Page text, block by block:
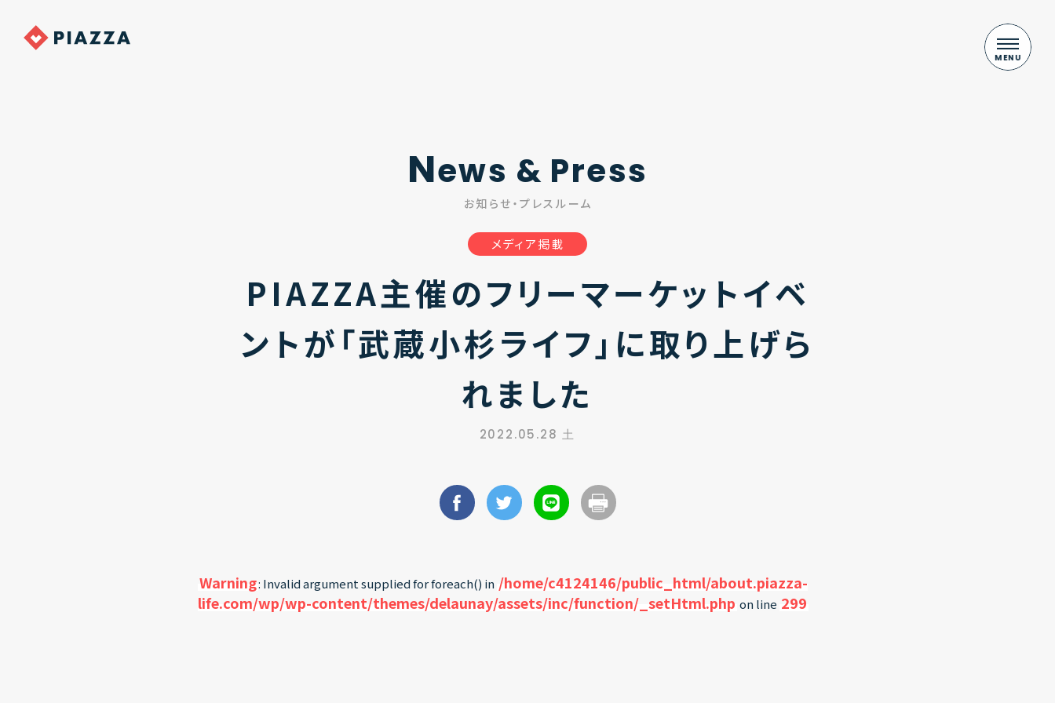
News & Press
お知らせ・プレスルーム
メディア掲載
PIAZZA主催のフリーマーケットイベ
ントが「武蔵小杉ライフ」に取り上げら
れました
2022.05.28 土
Warning: Invalid argument supplied for foreach() in /home/c4124146/public_html/about.piazza-
life.com/wp/wp-content/themes/delaunay/assets/inc/function/_setHtml.php on line 299